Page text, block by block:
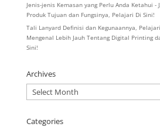
Jenis-jenis Kemasan yang Perlu Anda Ketahui -
Produk Tujuan dan Fungsinya, Pelajari Di Sini!
Tali Lanyard Definisi dan Kegunaannya, Pelajari
Mengenal Lebih Jauh Tentang Digital Printing
Sini!
Archives
Archives
Categories